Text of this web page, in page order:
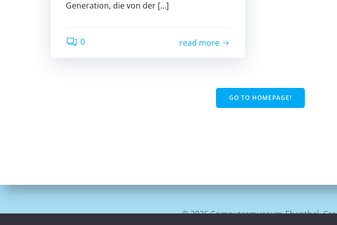
Generation, die von der […]
0 read more
GO TO HOMEPAGE!
© 2026 Computermuseum-Ebenthal.